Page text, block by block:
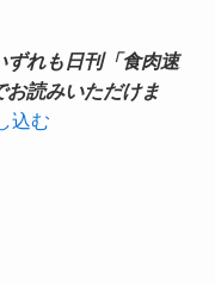
れも日刊「食肉速
読みいただけま
込む